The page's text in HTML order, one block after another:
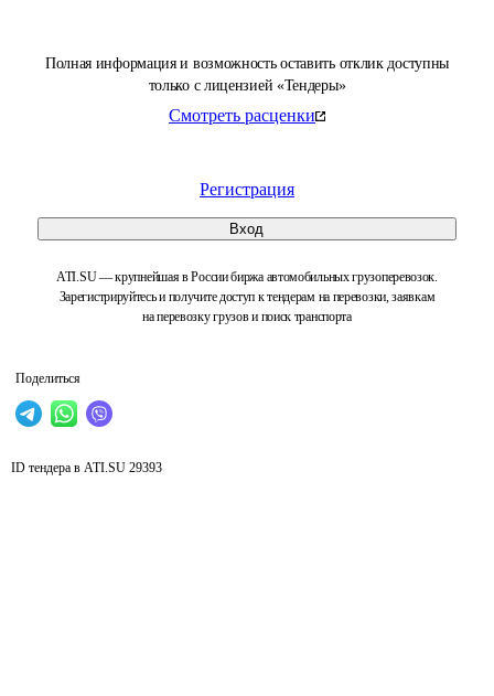
Полная информация и возможность оставить отклик доступны
только с лицензией «Тендеры»
Смотреть расценки
Регистрация
Вход
ATI.SU — крупнейшая в России биржа автомобильных грузоперевозок.
Зарегистрируйтесь и получите доступ к тендерам на перевозки, заявкам
на перевозку грузов и поиск транспорта
Поделиться
ID тендера в ATI.SU 29393